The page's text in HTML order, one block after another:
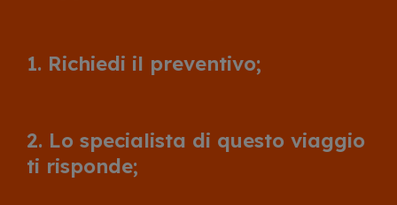
1. Richiedi il preventivo;
2. Lo specialista di questo viaggio
ti risponde;